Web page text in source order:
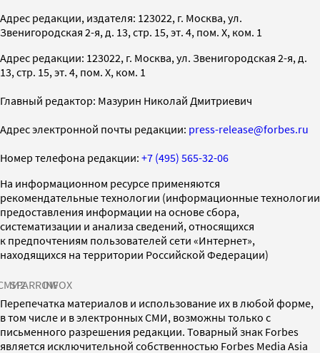
Адрес редакции, издателя: 123022, г. Москва, ул.
Звенигородская 2-я, д. 13, стр. 15, эт. 4, пом. X, ком. 1
Адрес редакции: 123022, г. Москва, ул. Звенигородская 2-я, д.
13, стр. 15, эт. 4, пом. X, ком. 1
Главный редактор: Мазурин Николай Дмитриевич
Адрес электронной почты редакции: press-release@forbes.ru
Номер телефона редакции: +7 (495) 565-32-06
На информационном ресурсе применяются
рекомендательные технологии (информационные технологии
предоставления информации на основе сбора,
систематизации и анализа сведений, относящихся
к предпочтениям пользователей сети «Интернет»,
находящихся на территории Российской Федерации)
SPARROWINFOX
Перепечатка материалов и использование их в любой форме,
в том числе и в электронных СМИ, возможны только с
письменного разрешения редакции. Товарный знак Forbes
является исключительной собственностью Forbes Media Asia